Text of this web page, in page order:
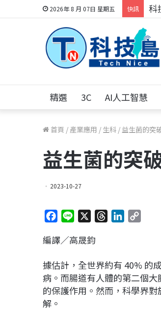
2026年 8 月 07日 星期五 快訊 科
精選 3C AI人工智慧
首頁 / 產業應用 / 生科 /益生菌的突
益生菌的突
2023-10-27
c
b
o
o
n
a
d
s
e
d
I
L
i
n
編譯／高晟鈞
據估計，全世界約有 40% 的
病。而腸道有人體的第二個
的保護作用。然而，科學界
解。